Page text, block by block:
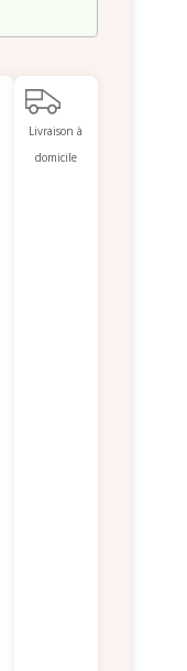
Livraison à
domicile